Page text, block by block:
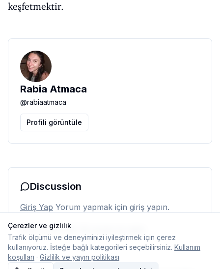
keşfetmektir.
Rabia Atmaca
@rabiaatmaca
Profili görüntüle
Discussion
Giriş Yap Yorum yapmak için giriş yapın.
Henüz yorum yok. İlk yorumu siz yapın.
Çerezler ve gizlilik
Trafik ölçümü ve deneyiminizi iyileştirmek için çerez
kullanıyoruz. İsteğe bağlı kategorileri seçebilirsiniz. Kullanım
koşulları · Gizlilik ve yayın politikası